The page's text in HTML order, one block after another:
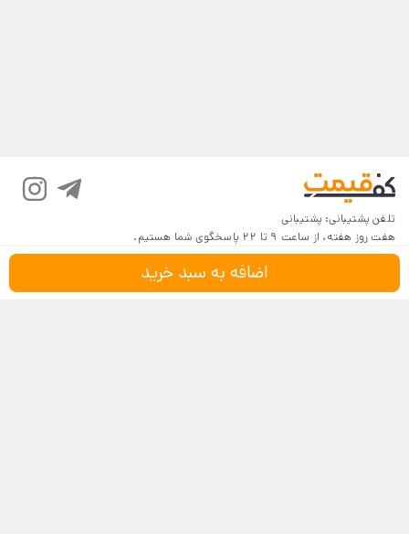
اضافه به سبد خرید
تلفن پشتیبانی: پشتیبانی
هفت روز هفته، از ساعت 9 تا 22 پاسخگوی شما هستیم.
شرایط و قوانین